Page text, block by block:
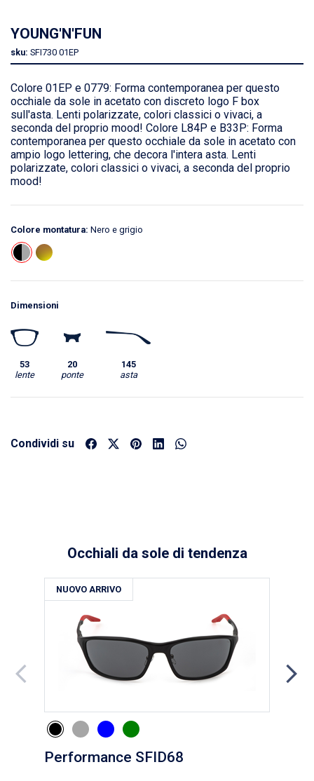
YOUNG'N'FUN
sku: SFI730 01EP
Colore 01EP e 0779: Forma contemporanea per questo
occhiale da sole in acetato con discreto logo F box
sull'asta. Lenti polarizzate, colori classici o vivaci, a
seconda del proprio mood! Colore L84P e B33P: Forma
contemporanea per questo occhiale da sole in acetato con
ampio logo lettering, che decora l'intera asta. Lenti
polarizzate, colori classici o vivaci, a seconda del proprio
mood!
Colore montatura: Nero e grigio
Dimensioni
53
lente
20
ponte
145
asta
Condividi su
Occhiali da sole di tendenza
Performance SFID68
NUOVO ARRIVO